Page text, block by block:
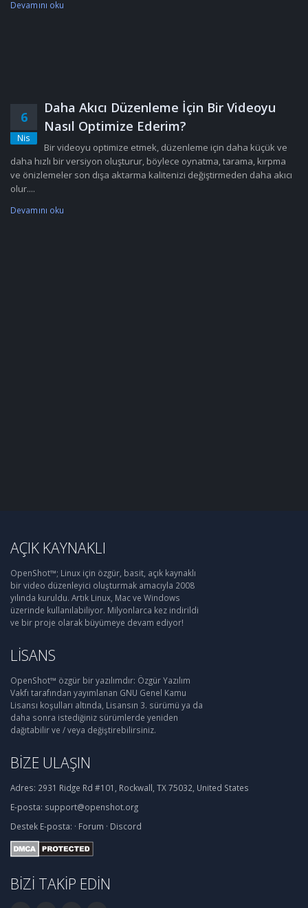
Devamını oku
6
Nis
Daha Akıcı Düzenleme İçin Bir Videoyu
Nasıl Optimize Ederim?
Bir videoyu optimize etmek, düzenleme için daha küçük ve
daha hızlı bir versiyon oluşturur, böylece oynatma, tarama, kırpma
ve önizlemeler son dışa aktarma kalitenizi değiştirmeden daha akıcı
olur....
Devamını oku
AÇIK KAYNAKLI
OpenShot™; Linux için özgür, basit, açık kaynaklı
bir video düzenleyici oluşturmak amacıyla 2008
yılında kuruldu. Artık Linux, Mac ve Windows
üzerinde kullanılabiliyor. Milyonlarca kez indirildi
ve bir proje olarak büyümeye devam ediyor!
LISANS
OpenShot™ özgür bir yazılımdır: Özgür Yazılım
Vakfı tarafından yayımlanan GNU Genel Kamu
Lisansı koşulları altında, Lisansın 3. sürümü ya da
daha sonra istediğiniz sürümlerde yeniden
dağıtabilir ve / veya değiştirebilirsiniz.
BIZE ULAŞIN
Adres: 2931 Ridge Rd #101, Rockwall, TX 75032, United States
E-posta: support@openshot.org
Destek E-posta: · Forum · Discord
BIZI TAKIP EDIN